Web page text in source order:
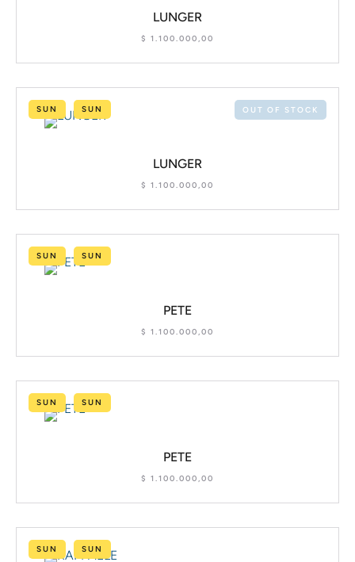
LUNGER
$ 1.100.000,00
OUT OF STOCK
SUN SUN
LUNGER
$ 1.100.000,00
SUN SUN
PETE
$ 1.100.000,00
SUN SUN
PETE
$ 1.100.000,00
SUN SUN